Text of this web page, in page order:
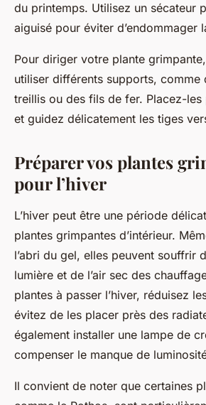
du printemps. Utilisez un sécateur
aiguisé pour éviter d’endommager
Pour diriger votre plante
utiliser différents supports, comme
treillis ou des fils de fer. Placez-les
et guidez délicatement les tiges
Préparer vos plantes
pour l’hiver
L’hiver peut être une période
plantes grimpantes d’intérieur.
l’abri du gel, elles peuvent souffrir
lumière et de l’air sec des
plantes à passer l’hiver, réduisez
évitez de les placer près des
également installer une lampe de
compenser le manque de
Il convient de noter que certaines